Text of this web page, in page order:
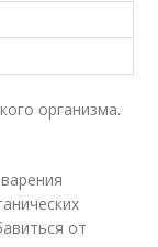
организма.
от